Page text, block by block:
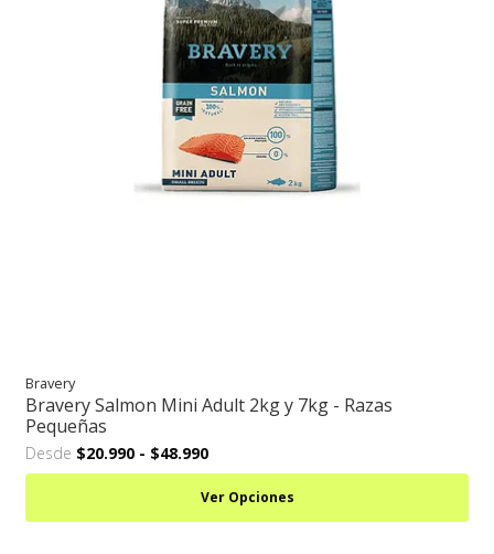
Bravery
Bravery Salmon Mini Adult 2kg y 7kg - Razas
Pequeñas
Desde $20.990 - $48.990
Ver Opciones